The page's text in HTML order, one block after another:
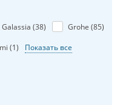
Galassia (38) Grohe (85)
(1) Показать все